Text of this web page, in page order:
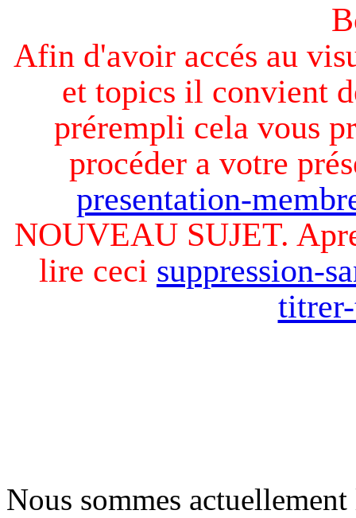
Afin d'avoir accés au
et topics il convient
prérempli cela vous
procéder a votre
presentation-
NOUVEAU SUJET.
lire ceci suppression-
Nous sommes